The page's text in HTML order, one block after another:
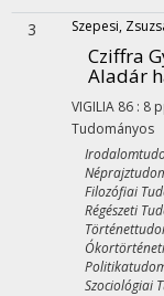
3 Szepesi,
Cziffra
Aladár
VIGILIA 86 : 8
Tudományos
Filozófiai
Régészeti
Ókortörténeti
Szociológiai